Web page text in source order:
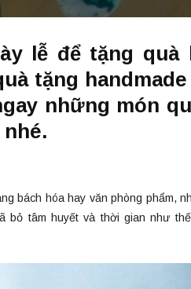
lễ để tặng quà
tặng
những món
bách hóa hay văn phòng phẩm,
tâm huyết và thời gian như